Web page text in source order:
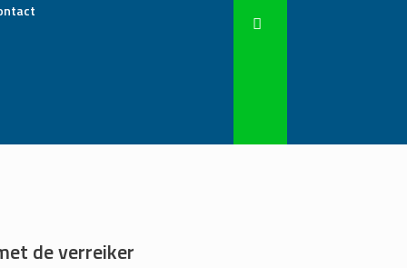
de verreiker